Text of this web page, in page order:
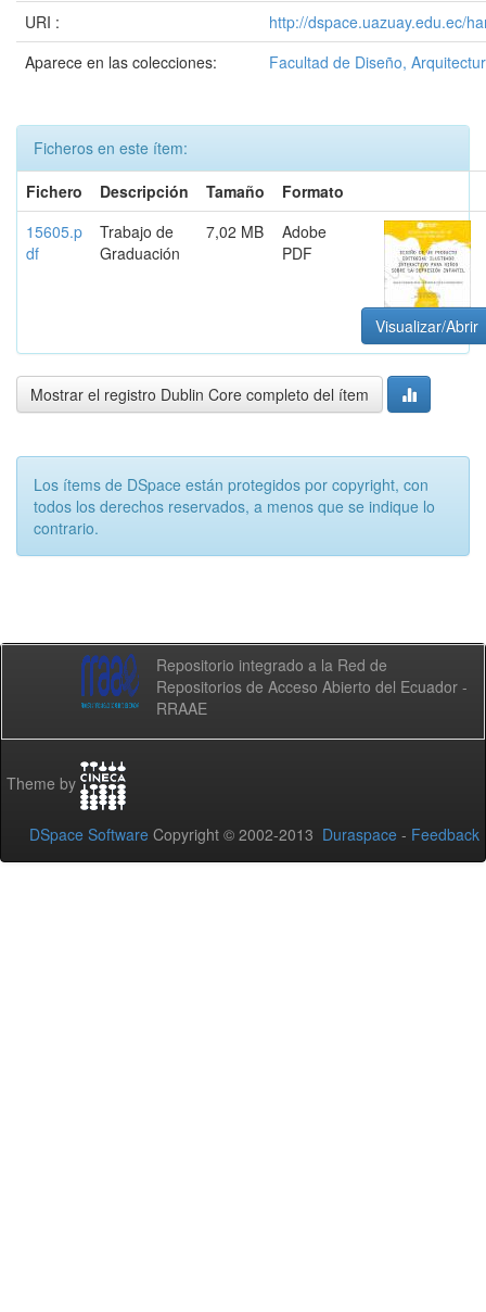
URI :
http://dspace.uazuay.edu.ec/
Aparece en las colecciones:
Facultad de Diseño,
Ficheros en este ítem:
Fichero
Descripción Tamaño
Formato
15605.p
df
Trabajo de
Graduación
7,02 MB
Adobe
PDF
Visualizar/Abrir
Mostrar el registro Dublin Core completo del ítem
Los ítems de DSpace están protegidos por copyright, con
todos los derechos reservados, a menos que se indique lo
contrario.
Repositorio integrado a la Red de
Repositorios de Acceso Abierto del Ecuador -
RRAAE
Theme by
DSpace Software Copyright © 2002-2013 Duraspace - Feedback